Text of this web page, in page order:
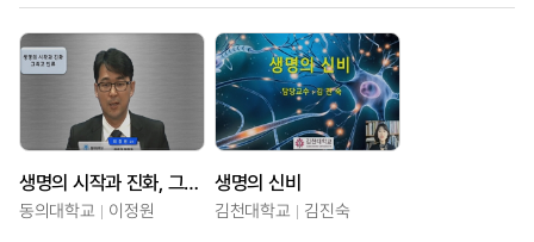
생명의 시작과 진화, 그리고 인류
동의대학교 이정원
생명의 신비
김천대학교 김진숙